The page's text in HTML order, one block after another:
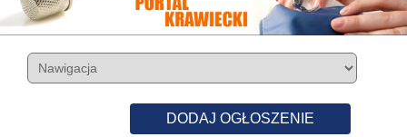
DODAJ OGŁOSZENIE